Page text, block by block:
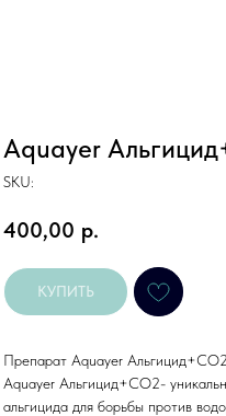
Aquayer
SKU:
400,00 р.
КУПИТЬ
Препарат Aquayer
Aquayer Альгицид+СО2-
альгицида для борьбы против